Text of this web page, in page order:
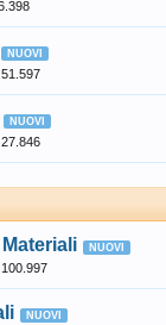
51.597
27.846
100.997